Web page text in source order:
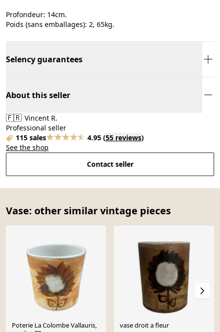
Profondeur: 14cm.
Poids (sans emballages): 2, 65kg.
Selency guarantees
About this seller
🇫🇷 Vincent R.
Professional seller
115 sales
4.95 (55 reviews)
See the shop
Contact seller
Vase: other similar vintage pieces
Poterie La Colombe Vallauris,
vase droit a fleur